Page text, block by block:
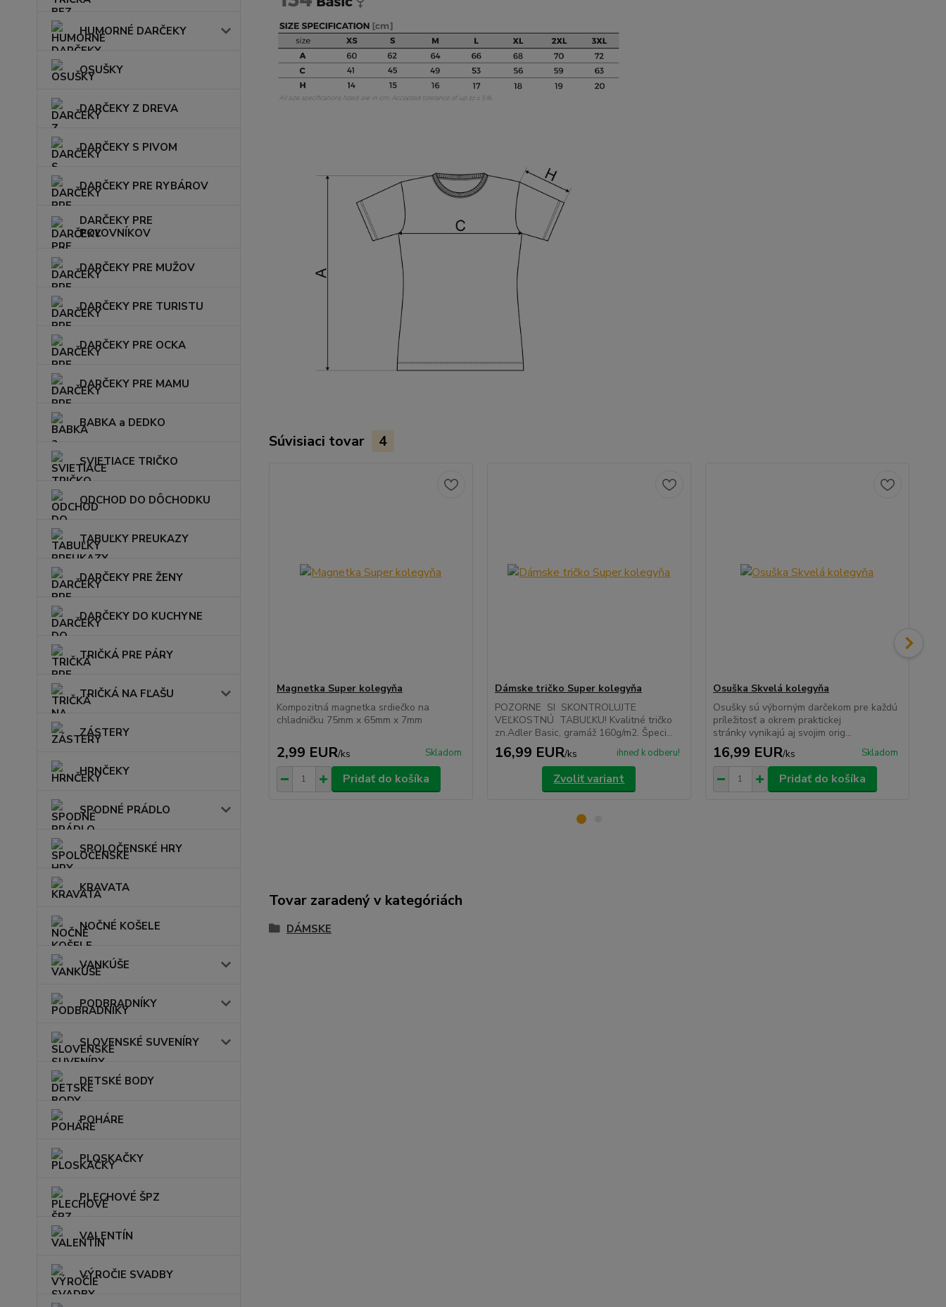
HUMORNÉ DARČEKY
OSUŠKY
DARČEKY Z DREVA
DARČEKY S PIVOM
DARČEKY PRE RYBÁROV
DARČEKY PRE
POĽOVNÍKOV
DARČEKY PRE MUŽOV
DARČEKY PRE TURISTU
DARČEKY PRE OCKA
DARČEKY PRE MAMU
BABKA a DEDKO
SVIETIACE TRIČKO
ODCHOD DO DÔCHODKU
TABUĽKY PREUKAZY
DARČEKY PRE ŽENY
DARČEKY DO KUCHYNE
TRIČKÁ PRE PÁRY
TRIČKÁ NA FĽAŠU
ZÁSTERY
HRNČEKY
SPODNÉ PRÁDLO
SPOLOČENSKÉ HRY
KRAVATA
NOČNÉ KOŠELE
VANKÚŠE
PODBRADNÍKY
SLOVENSKÉ SUVENÍRY
DETSKÉ BODY
POHÁRE
PLOSKAČKY
PLECHOVÉ ŠPZ
VALENTÍN
VÝROČIE SVADBY
Súvisiaci tovar 4
Magnetka Super kolegyňa
Kompozitná magnetka srdiečko na
chladničku 75mm x 65mm x 7mm
2,99 EUR/ks Skladom
Pridať do košíka
Dámske tričko Super kolegyňa
POZORNE SI SKONTROLUJTE
VEĽKOSTNÚ TABUĽKU! Kvalitné tričko
zn.Adler Basic, gramáž 160g/m2. Špeci...
16,99 EUR/ks ihneď k odberu!
Zvoliť variant
Osuška Skvelá kolegyňa
Osušky sú výborným darčekom pre každú
príležitosť a okrem praktickej
stránky vynikajú aj svojim orig...
16,99 EUR/ks Skladom
Pridať do košíka
Tovar zaradený v kategóriách
DÁMSKE